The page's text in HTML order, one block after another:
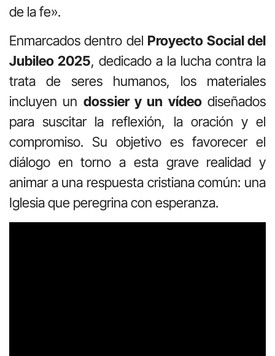
de la fe».
Enmarcados dentro del Proyecto Social del
Jubileo 2025, dedicado a la lucha contra la
trata de seres humanos, los materiales
incluyen un dossier y un vídeodiseñados
para suscitar la reflexión, la oración y el
compromiso. Su objetivo es favorecer el
diálogo en torno a esta grave realidad y
animar a una respuesta cristiana común: una
Iglesia que peregrina con esperanza.